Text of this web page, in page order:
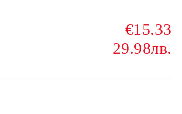
€15.33
29.98лв.